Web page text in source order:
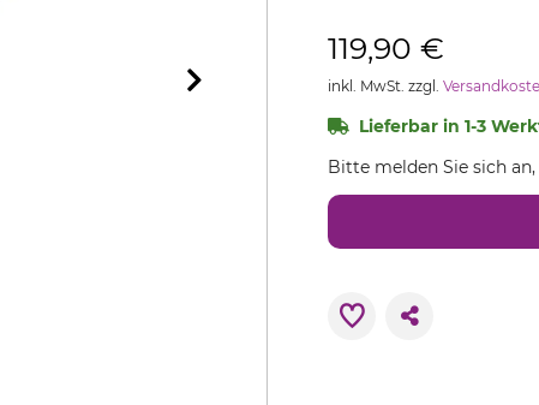
119,90 €
inkl. MwSt. zzgl.
Lieferbar in 1-3
Bitte melden Sie sich